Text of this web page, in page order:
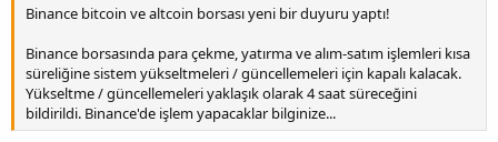
Binance bitcoin ve altcoin borsası yeni bir duyuru yaptı!
Binance borsasında para çekme, yatırma ve alım-satım işlemleri kısa
süreliğine sistem yükseltmeleri / güncellemeleri için kapalı kalacak.
Yükseltme / güncellemeleri yaklaşık olarak 4 saat süreceğini
bildirildi. Binance'de işlem yapacaklar bilginize...